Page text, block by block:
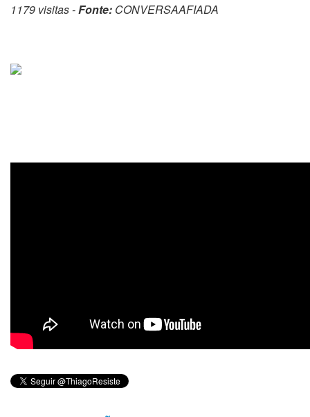
1179 visitas -Fonte: CONVERSAAFIADA